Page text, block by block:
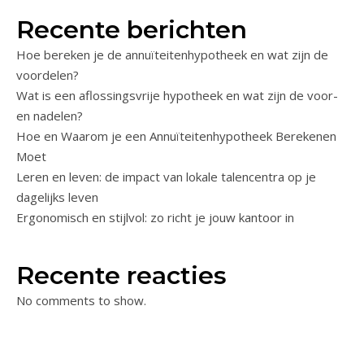
Recente berichten
Hoe bereken je de annuïteitenhypotheek en wat zijn de
voordelen?
Wat is een aflossingsvrije hypotheek en wat zijn de voor-
en nadelen?
Hoe en Waarom je een Annuïteitenhypotheek Berekenen
Moet
Leren en leven: de impact van lokale talencentra op je
dagelijks leven
Ergonomisch en stijlvol: zo richt je jouw kantoor in
Recente reacties
No comments to show.